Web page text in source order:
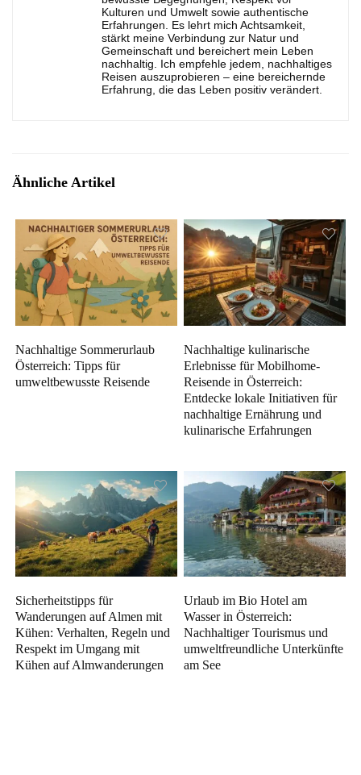
Kulturen und Umwelt sowie authentische
Erfahrungen. Es lehrt mich Achtsamkeit,
stärkt meine Verbindung zur Natur und
Gemeinschaft und bereichert mein Leben
nachhaltig. Ich empfehle jedem, nachhaltiges
Reisen auszuprobieren – eine bereichernde
Erfahrung, die das Leben positiv verändert.
Ähnliche Artikel
Nachhaltige Sommerurlaub
Österreich: Tipps für
umweltbewusste Reisende
Nachhaltige kulinarische
Erlebnisse für Mobilhome-
Reisende in Österreich:
Entdecke lokale Initiativen für
nachhaltige Ernährung und
kulinarische Erfahrungen
Sicherheitstipps für
Wanderungen auf Almen mit
Kühen: Verhalten, Regeln und
Respekt im Umgang mit
Kühen auf Almwanderungen
Urlaub im Bio Hotel am
Wasser in Österreich:
Nachhaltiger Tourismus und
umweltfreundliche Unterkünfte
am See